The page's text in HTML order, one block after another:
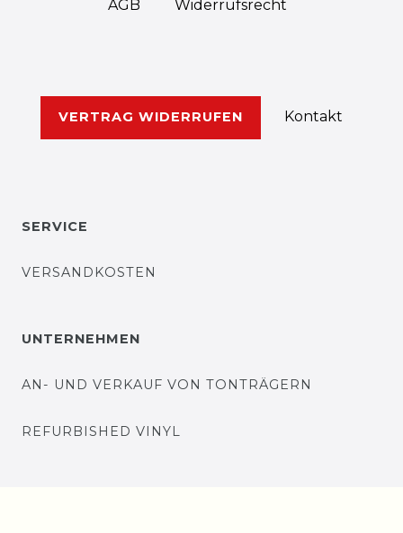
AGB Widerrufs­recht
VERTRAG WIDERRUFEN Kontakt
SERVICE
VERSANDKOSTEN
UNTERNEHMEN
AN- UND VERKAUF VON TONTRÄGERN
REFURBISHED VINYL